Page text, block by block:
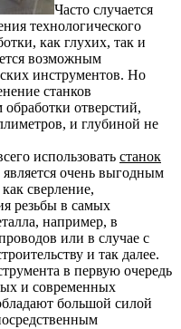
Часто случается
технологического
как глухих, так и
возможным
инструментов. Но
станков
отверстий,
и глубиной не
использовать станок
очень выгодным
сверление,
резьбы в самых
например, в
или в случае с
и так далее.
в первую очередь
и современных
большой силой